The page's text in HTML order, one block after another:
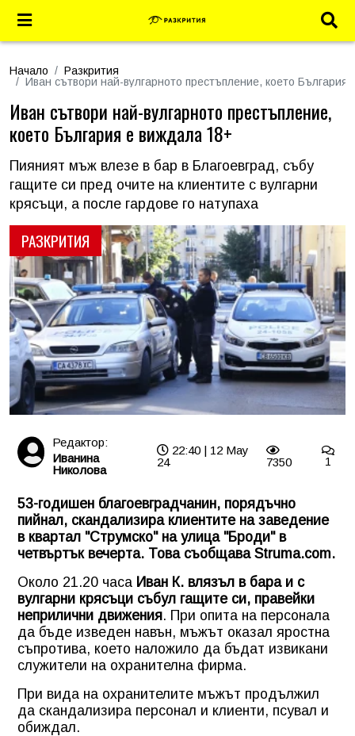
Начало
Разкрития
Иван сътвори най-вулгарното престъпление, което
РАЗКРИТИЯ
Иван сътвори най-вулгарното престъпление,
което България е виждала 18+
Пияният мъж влезе в бар в Благоевград, събу
гащите си пред очите на клиентите с вулгарни
крясъци, а после гардове го натупаха
Редактор:
Иванина
Николова
22:40 | 12 May
24
7350 1
53-годишен благоевградчанин, порядъчно
пийнал, скандализира клиентите на заведение
в квартал "Струмско" на улица "Броди" в
четвъртък вечерта. Това съобщава Struma.com.
Около 21.20 часа Иван К. влязъл в бара и с
вулгарни крясъци събул гащите си, правейки
неприлични движения. При опита на персонала
да бъде изведен навън, мъжът оказал яростна
съпротива, което наложило да бъдат извикани
служители на охранителна фирма.
При вида на охранителите мъжът продължил
да скандализира персонал и клиенти, псувал и
обиждал.